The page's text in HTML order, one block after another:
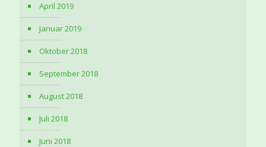
April 2019
Januar 2019
Oktober 2018
September 2018
August 2018
Juli 2018
Juni 2018